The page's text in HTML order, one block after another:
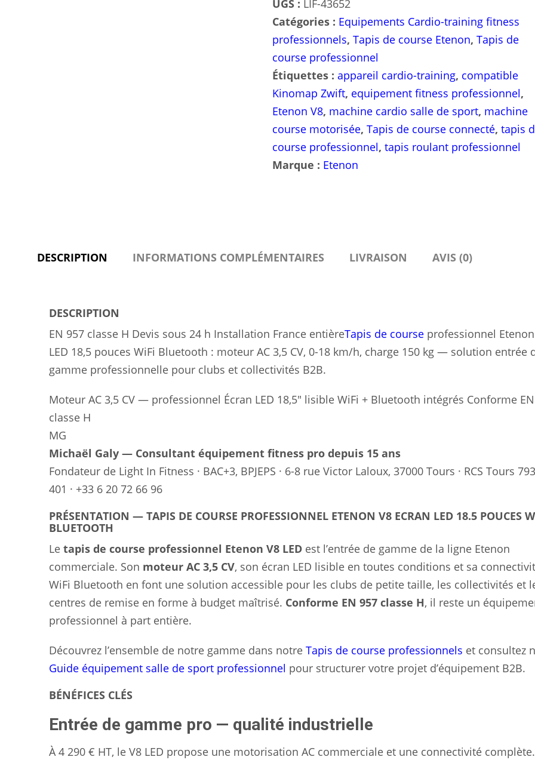
V8
Ecran
LED
18.5
pouces
WiFi
Bluetooth
UGS : LIF-43652
Catégories : Equipements Cardio-training fitness
professionnels, Tapis de course Etenon, Tapis de
course professionnel
Étiquettes : appareil cardio-training, compatible
Kinomap Zwift, equipement fitness professionnel,
Etenon V8, machine cardio salle de sport, machine
course motorisée, Tapis de course connecté, tapis
course professionnel, tapis roulant professionnel
Marque : Etenon
DESCRIPTION INFORMATIONS COMPLÉMENTAIRES LIVRAISON AVIS (0)
DESCRIPTION
EN 957 classe H Devis sous 24 h Installation France entièreTapis de course professionnel
LED 18,5 pouces WiFi Bluetooth : moteur AC 3,5 CV, 0-18 km/h, charge 150 kg — solution entrée
gamme professionnelle pour clubs et collectivités B2B.
Moteur AC 3,5 CV — professionnel Écran LED 18,5″ lisible WiFi + Bluetooth intégrés Conforme
classe H
MG
Michaël Galy — Consultant équipement fitness pro depuis 15 ans
Fondateur de Light In Fitness · BAC+3, BPJEPS · 6-8 rue Victor Laloux, 37000 Tours · RCS Tours
401 · +33 6 20 72 66 96
PRÉSENTATION — TAPIS DE COURSE PROFESSIONNEL ETENON V8 ECRAN LED 18.5 POUCES
BLUETOOTH
Le tapis de course professionnel Etenon V8 LED est l’entrée de gamme de la ligne Etenon
commerciale. Son moteur AC 3,5 CV, son écran LED lisible en toutes conditions et sa
WiFi Bluetooth en font une solution accessible pour les clubs de petite taille, les collectivités et
centres de remise en forme à budget maîtrisé. Conforme EN 957 classe H, il reste un
professionnel à part entière.
Découvrez l’ensemble de notre gamme dans notre Tapis de course professionnels et consultez
Guide équipement salle de sport professionnel pour structurer votre projet d’équipement B2B.
BÉNÉFICES CLÉS
Entrée de gamme pro — qualité industrielle
À 4 290 € HT, le V8 LED propose une motorisation AC commerciale et une connectivité complète.